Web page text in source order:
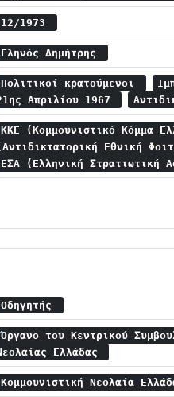
12/1973
Γληνός Δημήτρης
Πολιτικοί κρατούμενοι
Απριλίου 1967
ΚΚΕ (Κομμουνιστικό Κόμμα
Εθνική
ΕΣΑ (Ελληνική Στρατιωτική
Οδηγητής
Όργανο του Κεντρικού
Ελλάδας
Κομμουνιστική Νεολαία